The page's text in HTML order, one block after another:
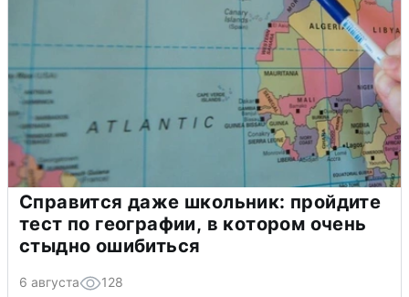
Справится даже школьник: пройдите
тест по географии, в котором очень
стыдно ошибиться
6 августа 128